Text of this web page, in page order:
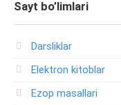
Sayt bo’limlari
Darsliklar
Elektron kitoblar
Ezop masallari